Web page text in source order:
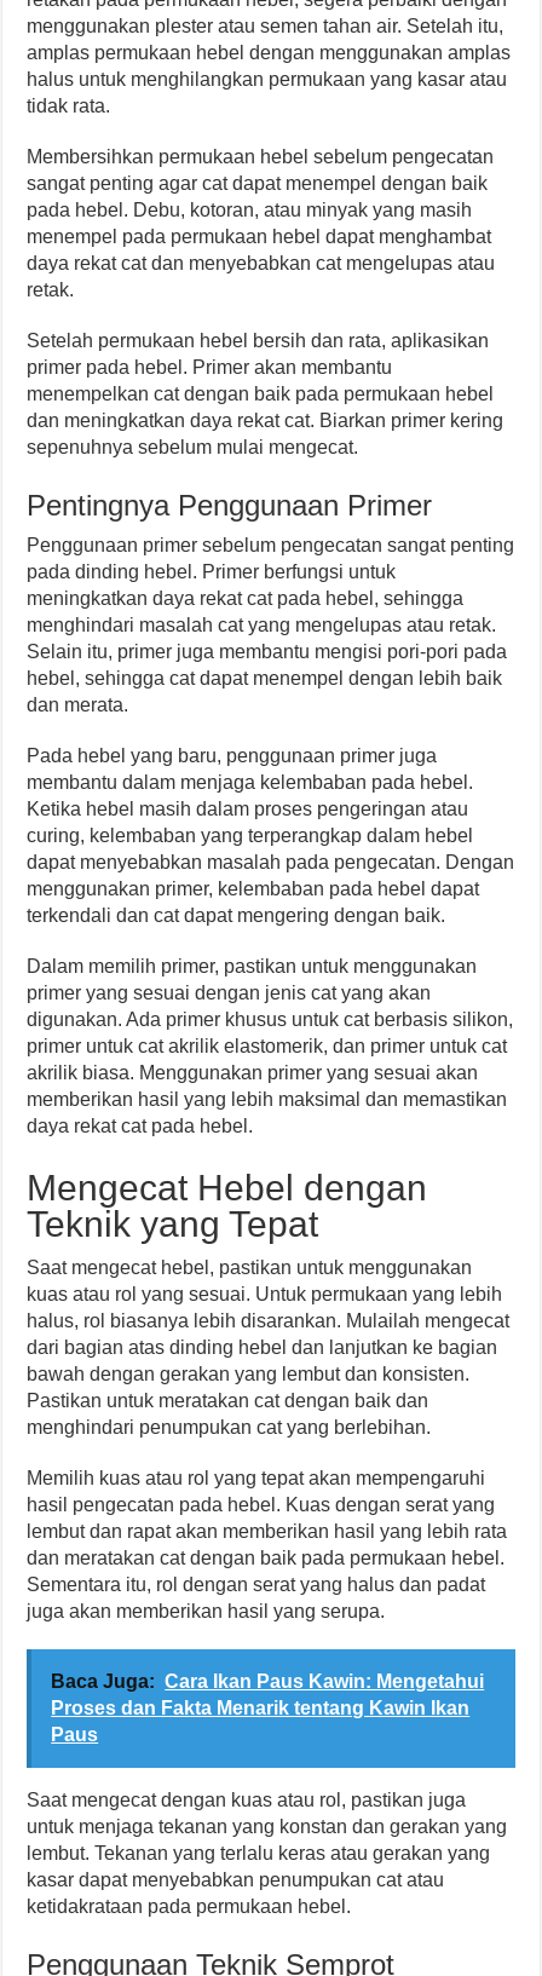
menggunakan plester atau semen tahan air. Setelah itu,
amplas permukaan hebel dengan menggunakan amplas
halus untuk menghilangkan permukaan yang kasar atau
tidak rata.
Membersihkan permukaan hebel sebelum pengecatan
sangat penting agar cat dapat menempel dengan baik
pada hebel. Debu, kotoran, atau minyak yang masih
menempel pada permukaan hebel dapat menghambat
daya rekat cat dan menyebabkan cat mengelupas atau
retak.
Setelah permukaan hebel bersih dan rata, aplikasikan
primer pada hebel. Primer akan membantu
menempelkan cat dengan baik pada permukaan hebel
dan meningkatkan daya rekat cat. Biarkan primer kering
sepenuhnya sebelum mulai mengecat.
Pentingnya Penggunaan Primer
Penggunaan primer sebelum pengecatan sangat penting
pada dinding hebel. Primer berfungsi untuk
meningkatkan daya rekat cat pada hebel, sehingga
menghindari masalah cat yang mengelupas atau retak.
Selain itu, primer juga membantu mengisi pori-pori pada
hebel, sehingga cat dapat menempel dengan lebih baik
dan merata.
Pada hebel yang baru, penggunaan primer juga
membantu dalam menjaga kelembaban pada hebel.
Ketika hebel masih dalam proses pengeringan atau
curing, kelembaban yang terperangkap dalam hebel
dapat menyebabkan masalah pada pengecatan. Dengan
menggunakan primer, kelembaban pada hebel dapat
terkendali dan cat dapat mengering dengan baik.
Dalam memilih primer, pastikan untuk menggunakan
primer yang sesuai dengan jenis cat yang akan
digunakan. Ada primer khusus untuk cat berbasis silikon,
primer untuk cat akrilik elastomerik, dan primer untuk cat
akrilik biasa. Menggunakan primer yang sesuai akan
memberikan hasil yang lebih maksimal dan memastikan
daya rekat cat pada hebel.
Mengecat Hebel dengan
Teknik yang Tepat
Saat mengecat hebel, pastikan untuk menggunakan
kuas atau rol yang sesuai. Untuk permukaan yang lebih
halus, rol biasanya lebih disarankan. Mulailah mengecat
dari bagian atas dinding hebel dan lanjutkan ke bagian
bawah dengan gerakan yang lembut dan konsisten.
Pastikan untuk meratakan cat dengan baik dan
menghindari penumpukan cat yang berlebihan.
Memilih kuas atau rol yang tepat akan mempengaruhi
hasil pengecatan pada hebel. Kuas dengan serat yang
lembut dan rapat akan memberikan hasil yang lebih rata
dan meratakan cat dengan baik pada permukaan hebel.
Sementara itu, rol dengan serat yang halus dan padat
juga akan memberikan hasil yang serupa.
Baca Juga: Cara Ikan Paus Kawin: Mengetahui
Proses dan Fakta Menarik tentang Kawin Ikan
Paus
Saat mengecat dengan kuas atau rol, pastikan juga
untuk menjaga tekanan yang konstan dan gerakan yang
lembut. Tekanan yang terlalu keras atau gerakan yang
kasar dapat menyebabkan penumpukan cat atau
ketidakrataan pada permukaan hebel.
Penggunaan Teknik Semprot